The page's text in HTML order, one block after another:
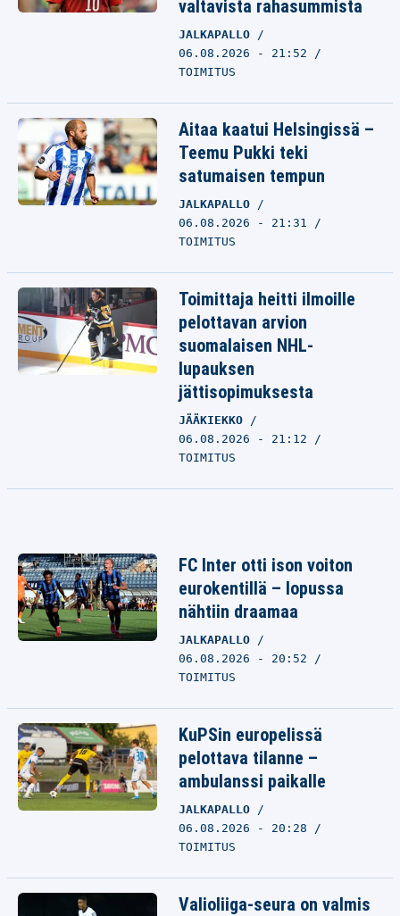
valtavista rahasummista
JALKAPALLO
06.08.2026 - 21:52
TOIMITUS
Aitaa kaatui Helsingissä –
Teemu Pukki teki
satumaisen tempun
JALKAPALLO
06.08.2026 - 21:31
TOIMITUS
Toimittaja heitti ilmoille
pelottavan arvion
suomalaisen NHL-
lupauksen
jättisopimuksesta
JÄÄKIEKKO
06.08.2026 - 21:12
TOIMITUS
FC Inter otti ison voiton
eurokentillä – lopussa
nähtiin draamaa
JALKAPALLO
06.08.2026 - 20:52
TOIMITUS
KuPSin europelissä
pelottava tilanne –
ambulanssi paikalle
JALKAPALLO
06.08.2026 - 20:28
TOIMITUS
Valioliiga-seura on valmis